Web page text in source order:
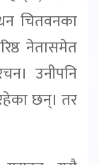
चितवनका
नेतासमेत
उनीपनि
छन्। तर